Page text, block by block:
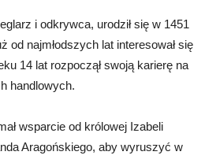
i odkrywca, urodził się w 1451
od najmłodszych lat interesował się
14 lat rozpoczął swoją karierę na
handlowych.
wsparcie od królowej Izabeli
Aragońskiego, aby wyruszyć w